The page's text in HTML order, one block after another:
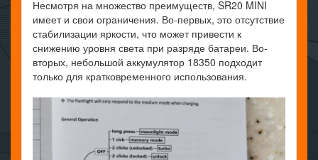
Несмотря на множество преимуществ, SR20 MINI
имеет и свои ограничения. Во-первых, это отсутствие
стабилизации яркости, что может привести к
снижению уровня света при разряде батареи. Во-
вторых, небольшой аккумулятор 18350 подходит
только для кратковременного использования.